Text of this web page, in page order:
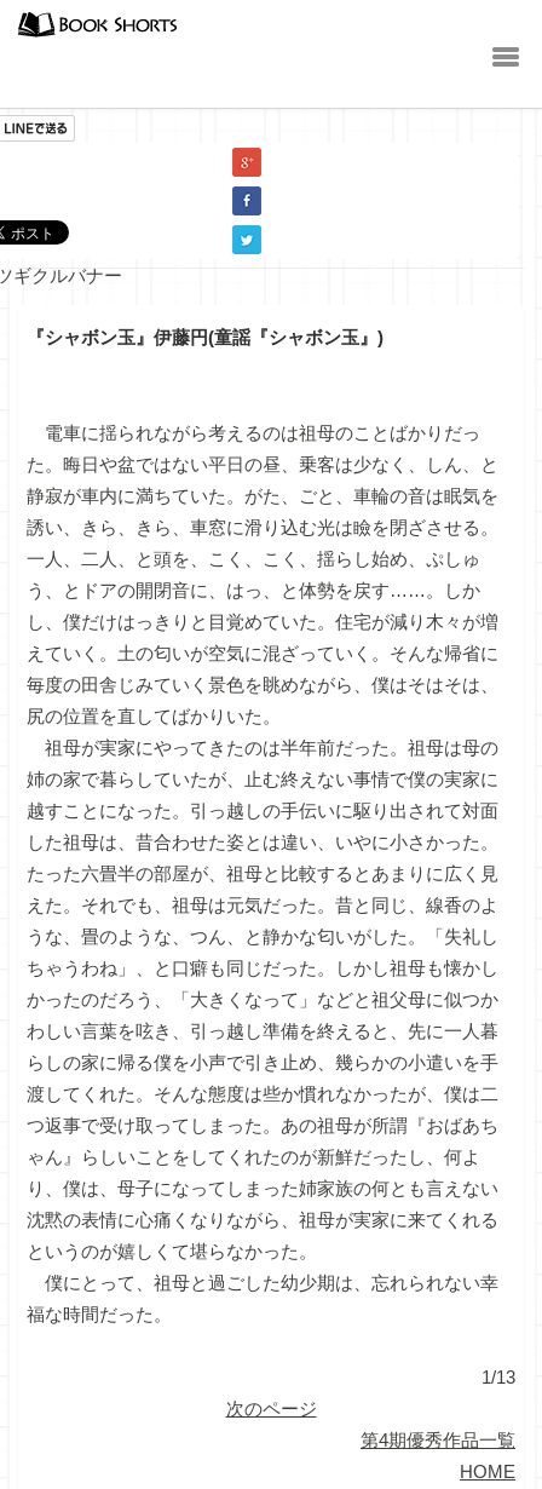
『シャボン玉』伊藤円(童謡『シャボン玉』)
電車に揺られながら考えるのは祖母のことばかりだっ
た。晦日や盆ではない平日の昼、乗客は少なく、しん、と
静寂が車内に満ちていた。がた、ごと、車輪の音は眠気を
誘い、きら、きら、車窓に滑り込む光は瞼を閉ざさせる。
一人、二人、と頭を、こく、こく、揺らし始め、ぷしゅ
う、とドアの開閉音に、はっ、と体勢を戻す……。しか
し、僕だけはっきりと目覚めていた。住宅が減り木々が増
えていく。土の匂いが空気に混ざっていく。そんな帰省に
毎度の田舎じみていく景色を眺めながら、僕はそはそは、
尻の位置を直してばかりいた。
祖母が実家にやってきたのは半年前だった。祖母は母の
姉の家で暮らしていたが、止む終えない事情で僕の実家に
越すことになった。引っ越しの手伝いに駆り出されて対面
した祖母は、昔合わせた姿とは違い、いやに小さかった。
たった六畳半の部屋が、祖母と比較するとあまりに広く見
えた。それでも、祖母は元気だった。昔と同じ、線香のよ
うな、畳のような、つん、と静かな匂いがした。「失礼し
ちゃうわね」、と口癖も同じだった。しかし祖母も懐かし
かったのだろう、「大きくなって」などと祖父母に似つか
わしい言葉を呟き、引っ越し準備を終えると、先に一人暮
らしの家に帰る僕を小声で引き止め、幾らかの小遣いを手
渡してくれた。そんな態度は些か慣れなかったが、僕は二
つ返事で受け取ってしまった。あの祖母が所謂『おばあち
ゃん』らしいことをしてくれたのが新鮮だったし、何よ
り、僕は、母子になってしまった姉家族の何とも言えない
沈黙の表情に心痛くなりながら、祖母が実家に来てくれる
というのが嬉しくて堪らなかった。
僕にとって、祖母と過ごした幼少期は、忘れられない幸
福な時間だった。
1/13
次のページ
第4期優秀作品一覧
HOME